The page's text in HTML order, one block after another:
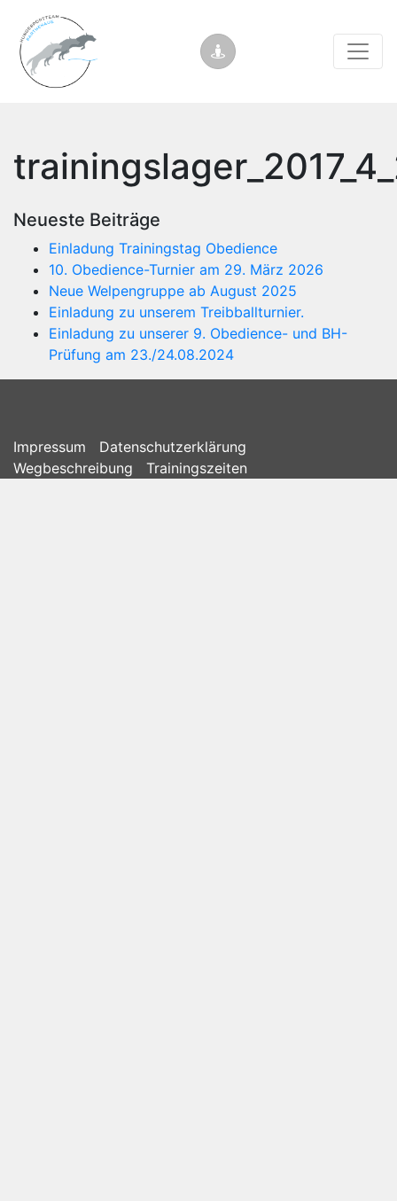
Neueste Beiträge
Einladung Trainingstag Obedience
10. Obedience-Turnier am 29. März 2026
Neue Welpengruppe ab August 2025
Einladung zu unserem Treibballturnier.
Einladung zu unserer 9. Obedience- und BH-
Prüfung am 23./24.08.2024
Impressum
Datenschutzerklärung
Wegbeschreibung
Trainingszeiten